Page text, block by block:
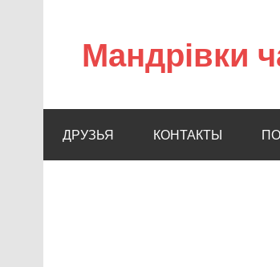
Мандрівки
ДРУЗЬЯ КОНТАКТЫ